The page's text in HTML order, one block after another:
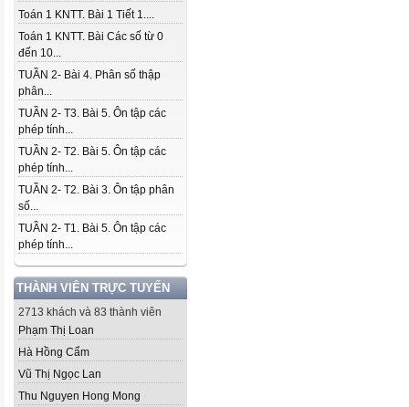
Toán 1 KNTT. Bài 1 Tiết 1....
Toán 1 KNTT. Bài Các số từ 0
đến 10...
TUẦN 2- Bài 4. Phân số thập
phân...
TUẦN 2- T3. Bài 5. Ôn tập các
phép tính...
TUẦN 2- T2. Bài 5. Ôn tập các
phép tính...
TUẦN 2- T2. Bài 3. Ôn tập phân
số...
TUẦN 2- T1. Bài 5. Ôn tập các
phép tính...
THÀNH VIÊN TRỰC TUYẾN
2713 khách và 83 thành viên
Phạm Thị Loan
Hà Hồng Cẩm
Vũ Thị Ngọc Lan
Thu Nguyen Hong Mong